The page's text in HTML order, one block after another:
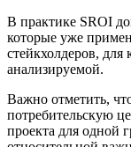
В практике SROI
которые уже
стейкхолдеров, для
анализируемой.
Важно отметить,
потребительскую
проекта для одной